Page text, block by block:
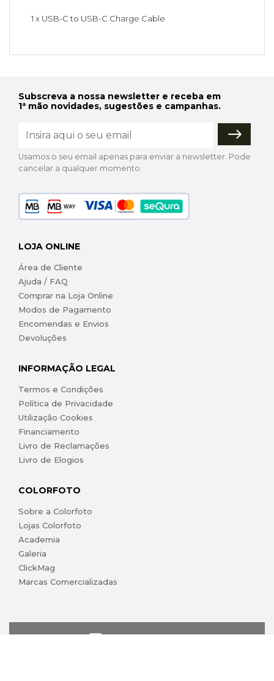
1 x USB-C to USB-C Charge Cable
Subscreva a nossa newsletter e receba em
1ª mão novidades, sugestões e campanhas.
Usamos o seu email apenas para enviar a newsletter. Pode
cancelar a qualquer momento.
LOJA ONLINE
Área de Cliente
Ajuda / FAQ
Comprar na Loja Online
Modos de Pagamento
Encomendas e Envios
Devoluções
INFORMAÇÃO LEGAL
Termos e Condições
Política de Privacidade
Utilização Cookies
Financiamento
Livro de Reclamações
Livro de Elogios
COLORFOTO
Sobre a Colorfoto
Lojas Colorfoto
Academia
Galeria
ClickMag
Marcas Comercializadas
lojaonline@colorfoto.pt